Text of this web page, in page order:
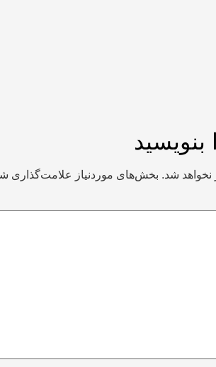
بنویسید
نخواهد شد. بخش‌های موردنیاز علامت‌گذاری